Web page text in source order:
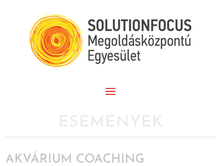
AKVÁRIUM COACHING